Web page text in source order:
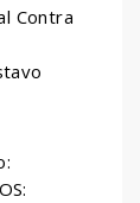
Contra